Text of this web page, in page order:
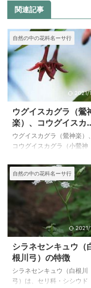
関連記事
自然の中の花科名ーサ行
2021/
ウグイスカグラ（鶯
楽）、コウグイスカ
ラ（小鶯神楽）
ウグイスカグラ（鶯神楽）、
コウグイスカグラ（小鶯神
カズラ属の落葉低木です。
のウグイスカグラ（鶯神楽
は、２００８年４月１１日
わんぱく公園で撮影したも
ですが、数年前にコウグイ
カグラ（小鶯神楽）の実を
城山で見ていたので、その
間であることはすぐにわか
ました。 赤城山で見たコウ
イスカグラは実が熟してい
て、細い柄についた２個の小
さな実が何ともかわいらしく
自然の中の花科名ーサ行
2021/
シラネセンキュウ（
根川弓）の特徴
シラネセンキュウ（白根川
弓）は、セリ科・シシウド